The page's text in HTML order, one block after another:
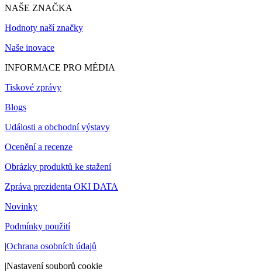
NAŠE ZNAČKA
Hodnoty naší značky
Naše inovace
INFORMACE PRO MÉDIA
Tiskové zprávy
Blogs
Události a obchodní výstavy
Ocenění a recenze
Obrázky produktů ke stažení
Zpráva prezidenta OKI DATA
Novinky
Podmínky použití
|Ochrana osobních údajů
|Nastavení souborů cookie